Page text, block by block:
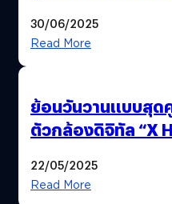
30/06/2025
Read More
ย้อนวันวานแบบสุด
ตัวกล้องดิจิทัล “X
22/05/2025
Read More